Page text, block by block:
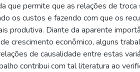
que permite que as relações de troca
os custos e fazendo com que os
produtiva. Diante da aparente
crescimento econômico, alguns
de causalidade entre estas
contribui com tal literatura ao